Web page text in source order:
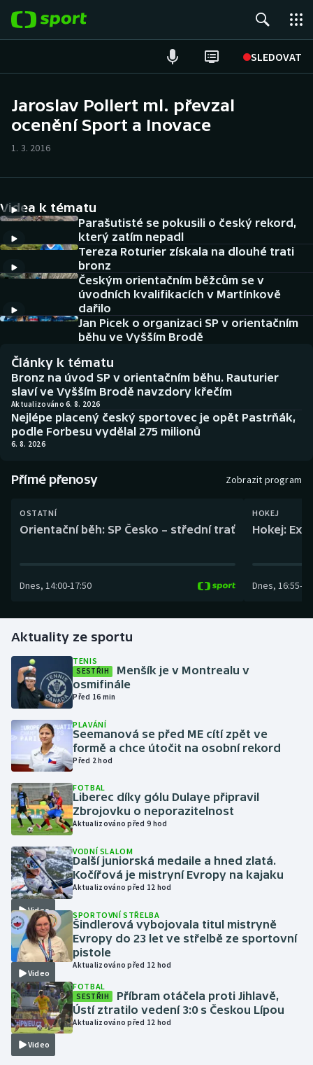
SLEDOVAT
Hokej
Cyklistika
DALŠÍ SPORTY
Americký fotbal
Baseball a softbal
Basketbal
Biatlon
Boby a skeleton
Dostihy
Futsal
Gymnastika
Házená
Jezdectví
Judo
Krasobruslení
Lezení
Lyže a snowboard
Moderní pětiboj
Motorsport
Olympijské hry
Parasport
Plavání
NEPŘEHLÉDNĚTE
Soutěže
Historické návraty
Aplikace ČT sport
AZ kvíz
Jaroslav Pollert ml. převzal
ocenění Sport a Inovace
1. 3. 2016
Videa k tématu
Parašutisté se pokusili o český rekord,
který zatím nepadl
Tereza Roturier získala na dlouhé trati
bronz
Českým orientačním běžcům se v
úvodních kvalifikacích v Martínkově
dařilo
Jan Picek o organizaci SP v orientačním
běhu ve Vyšším Brodě
Články k tématu
Bronz na úvod SP v orientačním běhu. Rauturier
slaví ve Vyšším Brodě navzdory křečím
Aktualizováno 6. 8. 2026
Nejlépe placený český sportovec je opět Pastrňák,
podle Forbesu vydělal 275 milionů
6. 8. 2026
Přímé přenosy Zobrazit program
OSTATNÍ
Orientační běh: SP Česko – střední trať
Dnes, 14:00-17:50
HOKEJ
Hokej:
Dnes, 16:55-
Aktuality ze sportu
TENIS
SESTŘIH
Menšík je v Montrealu v
osmifinále
Před 16 min
PLAVÁNÍ
Seemanová se před ME cítí zpět ve
formě a chce útočit na osobní rekord
Před 2 hod
FOTBAL
Liberec díky gólu Dulaye připravil
Zbrojovku o neporazitelnost
Aktualizováno před 9 hod
Video
VODNÍ SLALOM
Další juniorská medaile a hned zlatá.
Kočířová je mistryní Evropy na kajaku
Aktualizováno před 12 hod
Video
SPORTOVNÍ STŘELBA
Šindlerová vybojovala titul mistryně
Evropy do 23 let ve střelbě ze sportovní
pistole
Aktualizováno před 12 hod
Video
FOTBAL
SESTŘIH
Příbram otáčela proti Jihlavě,
Ústí ztratilo vedení 3:0 s Českou Lípou
Aktualizováno před 12 hod